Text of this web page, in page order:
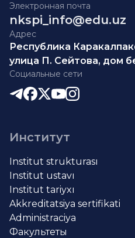
Электронная почта
nkspi_info@edu.uz
Адрес
Республика
улица П. Сейтова, дом
Социальные сети
Институт
Institut strukturası
Institut ustavı
Institut tariyxı
Akkreditatsiya sertifikati
Administraciya
Факультеты